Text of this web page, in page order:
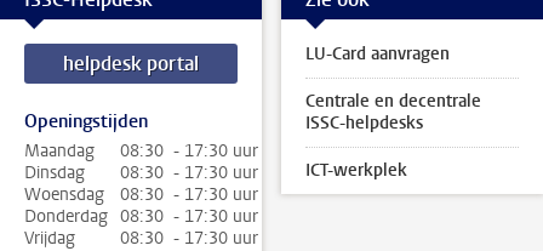
helpdesk portal
Openingstijden
Maandag
08:30 - 17:30 uur
Dinsdag
08:30 - 17:30 uur
Woensdag
08:30 - 17:30 uur
Donderdag 08:30 - 17:30 uur
Vrijdag
08:30 - 17:30 uur
LU-Card aanvragen
Centrale en decentrale
ISSC-helpdesks
ICT-werkplek